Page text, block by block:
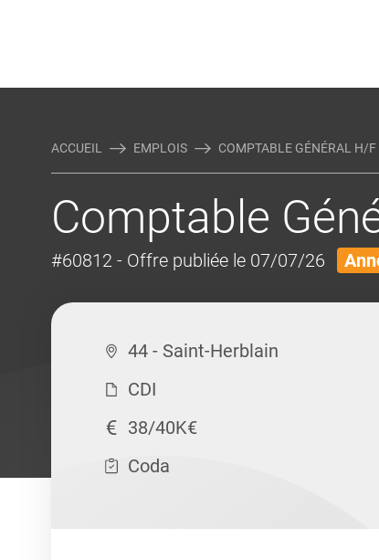
ACCUEIL EMPLOIS COMPTABLE GÉNÉRAL H/F
Comptable
#60812 - Offre publiée le 07/07/26
44 - Saint-Herblain
CDI
38/40K€
Coda